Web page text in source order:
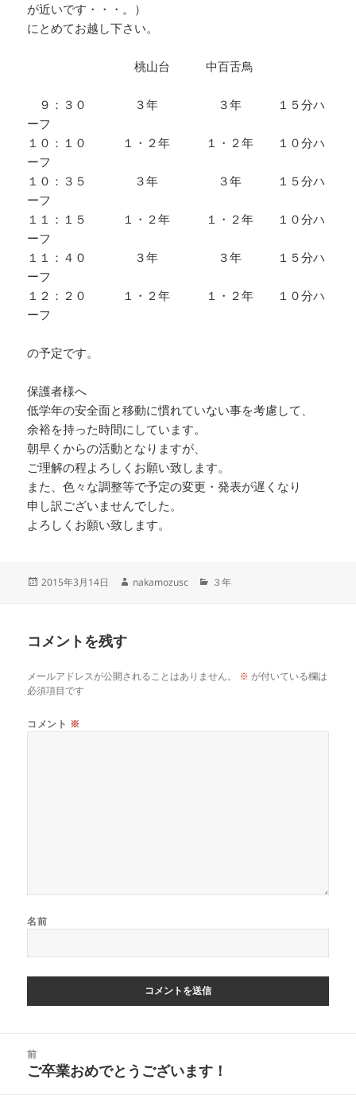
が近いです・・・。）
にとめてお越し下さい。
桃山台 中百舌鳥
９：３０ ３年 ３年 １５分ハ
ーフ
１０：１０ １・２年 １・２年 １０分ハ
ーフ
１０：３５ ３年 ３年 １５分ハ
ーフ
１１：１５ １・２年 １・２年 １０分ハ
ーフ
１１：４０ ３年 ３年 １５分ハ
ーフ
１２：２０ １・２年 １・２年 １０分ハ
ーフ
の予定です。
保護者様へ
低学年の安全面と移動に慣れていない事を考慮して、
余裕を持った時間にしています。
朝早くからの活動となりますが、
ご理解の程よろしくお願い致します。
また、色々な調整等で予定の変更・発表が遅くなり
申し訳ございませんでした。
よろしくお願い致します。
投
2015年3月14日
作
nakamozusc
カ
３年
コメントを残す
メールアドレスが公開されることはありません。 ※ が付いている欄は
必須項目です
コメント ※
名前
前
前
ご卒業おめでとうございます！